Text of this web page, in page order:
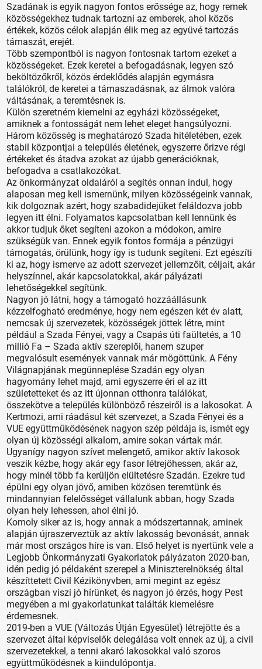
Szadának is egyik nagyon fontos erőssége az, hogy remek
közösségekhez tudnak tartozni az emberek, ahol közös
értékek, közös célok alapján élik meg az együvé tartozás
támaszát, erejét.
Több szempontból is nagyon fontosnak tartom ezeket a
közösségeket. Ezek keretei a befogadásnak, legyen szó
beköltözőkről, közös érdeklődés alapján egymásra
találókról, de keretei a támaszadásnak, az álmok valóra
váltásának, a teremtésnek is.
Külön szeretném kiemelni az egyházi közösségeket,
amiknek a fontosságát nem lehet eleget hangsúlyozni.
Három közösség is meghatározó Szada hitéletében, ezek
stabil központjai a település életének, egyszerre őrizve régi
értékeket és átadva azokat az újabb generációknak,
befogadva a csatlakozókat.
Az önkormányzat oldaláról a segítés onnan indul, hogy
alaposan meg kell ismernünk, milyen közösségeink vannak,
kik dolgoznak azért, hogy szabadidejüket feláldozva jobb
legyen itt élni. Folyamatos kapcsolatban kell lennünk és
akkor tudjuk őket segíteni azokon a módokon, amire
szükségük van. Ennek egyik fontos formája a pénzügyi
támogatás, örülünk, hogy így is tudunk segíteni. Ezt egészíti
ki az, hogy ismerve az adott szervezet jellemzőit, céljait, akár
helyszínnel, akár kapcsolatokkal, akár pályázati
lehetőségekkel segítünk.
Nagyon jó látni, hogy a támogató hozzáállásunk
kézzelfogható eredménye, hogy nem egészen két év alatt,
nemcsak új szervezetek, közösségek jöttek létre, mint
például a Szada Fényei, vagy a Csapás úti faültetés, a 10
millió Fa – Szada aktív szereplői, hanem szuper
megvalósult események vannak már mögöttünk. A Fény
Világnapjának megünneplése Szadán egy olyan
hagyomány lehet majd, ami egyszerre éri el az itt
születetteket és az itt újonnan otthonra találókat,
összekötve a település különböző részeiről is a lakosokat. A
Kertmozi, ami ráadásul két szervezet, a Szada Fényei és a
VUE együttműködésének nagyon szép példája is, ismét egy
olyan új közösségi alkalom, amire sokan vártak már.
Ugyanígy nagyon szívet melengető, amikor aktív lakosok
veszik kézbe, hogy akár egy fasor létrejöhessen, akár az,
hogy minél több fa kerüljön elültetésre Szadán. Ezekre tud
épülni egy olyan jövő, amiben közösen teremtünk és
mindannyian felelősséget vállalunk abban, hogy Szada
olyan hely lehessen, ahol élni jó.
Komoly siker az is, hogy annak a módszertannak, aminek
alapján újraszerveztük az aktív lakosság bevonását, annak
már most országos híre is van. Első helyet is nyertünk vele a
Legjobb Önkormányzati Gyakorlatok pályázaton 2020-ban,
idén pedig jó példaként szerepel a Miniszterelnökség által
készíttetett Civil Kézikönyvben, ami megint az egész
országban viszi jó hírünket, és nagyon jó érzés, hogy Pest
megyében a mi gyakorlatunkat találták kiemelésre
érdemesnek.
2019-ben a VUE (Változás Útján Egyesület) létrejötte és a
szervezet által képviselők delegálása volt ennek az új, a civil
szervezetekkel, a tenni akaró lakosokkal való szoros
együttműködésnek a kiindulópontja.